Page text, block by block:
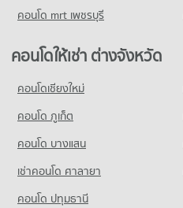
คอนโด mrt เพชรบุรี
คอนโดให้เช่า ต่างจังหวัด
คอนโดเชียงใหม่
คอนโด ภูเก็ต
คอนโด บางแสน
เช่าคอนโด ศาลายา
คอนโด ปทุมธานี